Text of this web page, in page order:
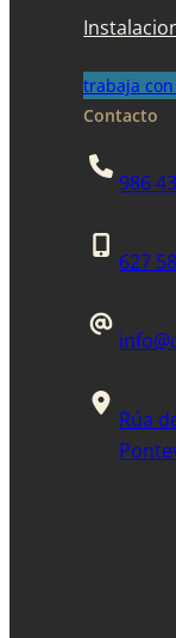
trabaja
Contacto
986
627
Rúa